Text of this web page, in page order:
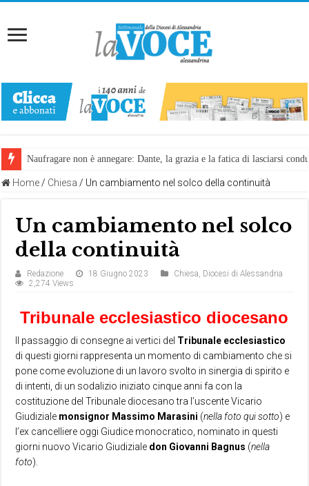
Naufragare non è annegare: Dante, la grazia e la fatica di lasciarsi
Home / Chiesa / Un cambiamento nel solco della continuità
Un cambiamento nel solco
della continuità
Redazione 18 Giugno 2023 Chiesa, Diocesi di Alessandria
2,274 Views
Tribunale ecclesiastico diocesano
Il passaggio di consegne ai vertici del Tribunale ecclesiastico
di questi giorni rappresenta un momento di cambiamento che si
pone come evoluzione di un lavoro svolto in sinergia di spirito e
di intenti, di un sodalizio iniziato cinque anni fa con la
costituzione del Tribunale diocesano tra l’uscente Vicario
Giudiziale monsignor Massimo Marasini (nella foto qui sotto) e
l’ex cancelliere oggi Giudice monocratico, nominato in questi
giorni nuovo Vicario Giudiziale don Giovanni Bagnus (nella
foto).